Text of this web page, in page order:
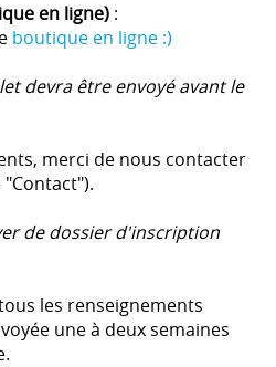
en ligne) :
boutique en ligne :)
devra être envoyé avant le
merci de nous contacter
de dossier d'inscription
les renseignements
une à deux semaines